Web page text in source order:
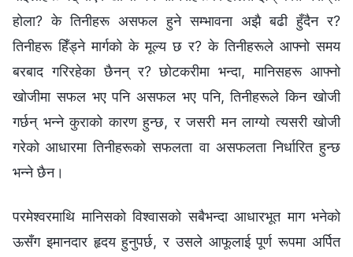
होला? के तिनीहरू असफल हुने सम्‍भावना अझै बढी हुँदैन र?
तिनीहरू हिँड्ने मार्गको के मूल्य छ र? के तिनीहरूले आफ्‍नो समय
बरबाद गरिरहेका छैनन् र? छोटकरीमा भन्दा, मानिसहरू आफ्नो
खोजीमा सफल भए पनि असफल भए पनि, तिनीहरूले किन खोजी
गर्छन् भन्‍ने कुराको कारण हुन्‍छ, र जसरी मन लाग्यो त्यसरी खोजी
गरेको आधारमा तिनीहरूको सफलता वा असफलता निर्धारित हुन्छ
भन्‍ने छैन।
परमेश्‍वरमाथि मानिसको विश्‍वासको सबैभन्दा आधारभूत माग भनेको
ऊसँग इमानदार हृदय हुनुपर्छ, र उसले आफूलाई पूर्ण रूपमा अर्पित